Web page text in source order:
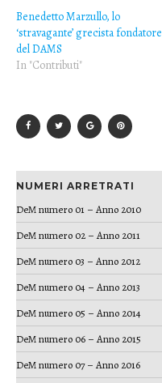
Benedetto Marzullo, lo
‘stravagante’ grecista fondatore
del DAMS
In "Contributi"
NUMERI ARRETRATI
DeM numero 01 – Anno 2010
DeM numero 02 – Anno 2011
DeM numero 03 – Anno 2012
DeM numero 04 – Anno 2013
DeM numero 05 – Anno 2014
DeM numero 06 – Anno 2015
DeM numero 07 – Anno 2016